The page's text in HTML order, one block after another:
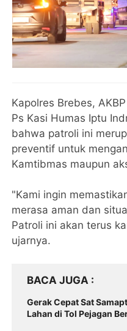
Kapolres Brebes,
Ps Kasi Humas Iptu
bahwa patroli ini
preventif untuk
Kamtibmas maupun
"Kami ingin
merasa aman dan
Patroli ini akan terus
ujarnya.
BACA JUGA
Gerak Cepat Sat
Lahan di Tol Pejagan